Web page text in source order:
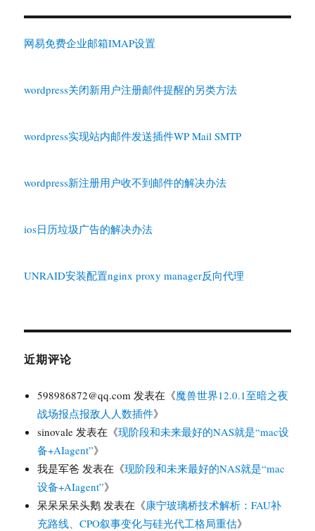
网易免费企业邮箱IMAP设置
wordpress关闭新用户注册邮件提醒的另类方法
wordpress实现站内邮件发送插件WP Mail SMTP
wordpress新注册用户收不到邮件的解决办法
ios日历垃圾广告的解决办法
UNRAID安装配置nginx proxy manager反向代理
近期评论
598986872@qq.com 发表在《魔兽世界12.0.1至暗之夜
战场报点报敌人人数插件》
sinovale 发表在《现阶段和未来最好的NAS就是“mac设
备+AIagent”》
我是军爸 发表在《现阶段和未来最好的NAS就是“mac
设备+AIagent”》
呆呆呆呆头鹅 发表在《康宁玻璃桥技术解析：FAU补
充路线、CPO叙事变化与硅光代工格局重估》